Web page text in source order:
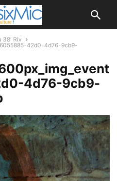
38′ Riv
42d0-4d76-9cb9-
4d76-9cb9-